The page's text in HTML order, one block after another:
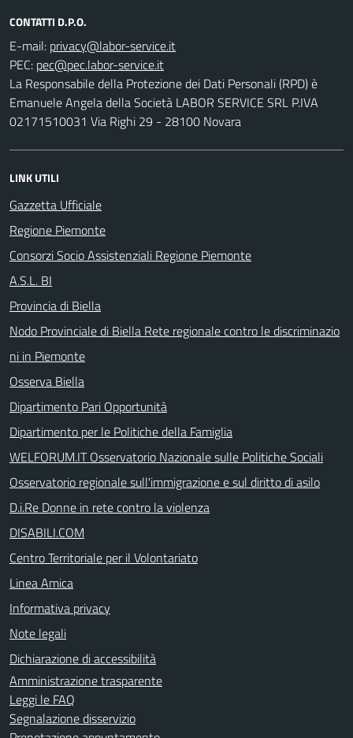
CONTATTI D.P.O.
E-mail:
PEC:
La Responsabile della Protezione dei Dati Personali (RPD) è
Emanuele Angela della Società LABOR SERVICE SRL P.IVA
02171510031 Via Righi 29 - 28100 Novara
LINK UTILI
Gazzetta Ufficiale
Regione Piemonte
Consorzi Socio Assistenziali Regione Piemonte
A.S.L. BI
Provincia di Biella
Nodo Provinciale di Biella Rete regionale contro le discriminazio
ni in Piemonte
Osserva Biella
Dipartimento Pari Opportunità
Dipartimento per le Politiche della Famiglia
WELFORUM.IT Osservatorio Nazionale sulle Politiche Sociali
Osservatorio regionale sull'immigrazione e sul diritto di asilo
D.i.Re Donne in rete contro la violenza
DISABILI.COM
Centro Territoriale per il Volontariato
Linea Amica
Informativa privacy
Note legali
Dichiarazione di accessibilità
Amministrazione trasparente
Leggi le FAQ
Segnalazione disservizio